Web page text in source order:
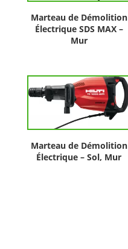
Marteau de Démolition
Électrique SDS MAX –
Mur
Marteau de Démolition
Électrique – Sol, Mur